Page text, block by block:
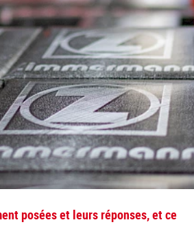
posées et leurs réponses, et ce